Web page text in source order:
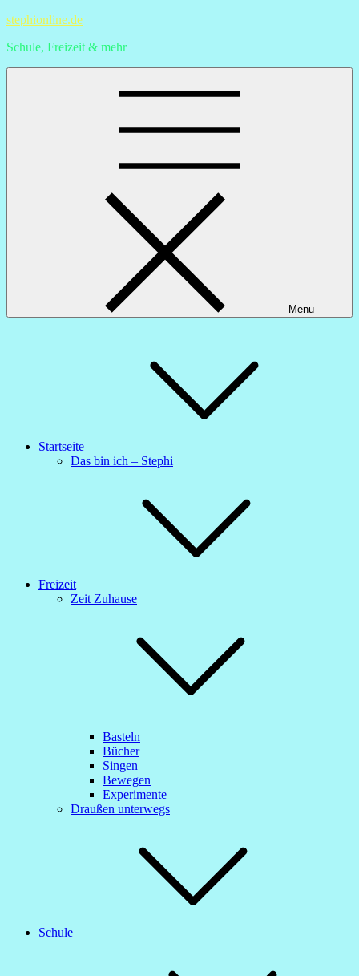
Skip
content
stephionline.de
Schule, Freizeit & mehr
Menu
Startseite
Das bin ich – Stephi
Freizeit
Zeit Zuhause
Basteln
Bücher
Singen
Bewegen
Experimente
Draußen unterwegs
Schule